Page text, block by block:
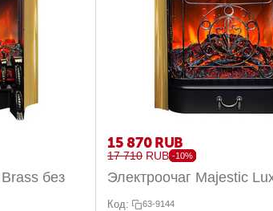
15 870 RUB
17 710 RUB -10%
Электроочаг Majestic
Код: 63-9144